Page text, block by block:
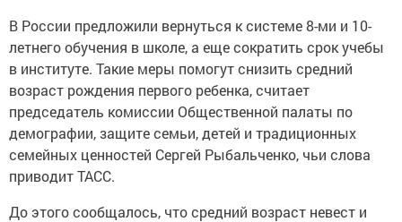
В России предложили вернуться к системе 8-ми и 10-
летнего обучения в школе, а еще сократить срок учебы
в институте. Такие меры помогут снизить средний
возраст рождения первого ребенка, считает
председатель комиссии Общественной палаты по
демографии, защите семьи, детей и традиционных
семейных ценностей Сергей Рыбальченко, чьи слова
приводит ТАСС.
До этого сообщалось, что средний возраст невест и